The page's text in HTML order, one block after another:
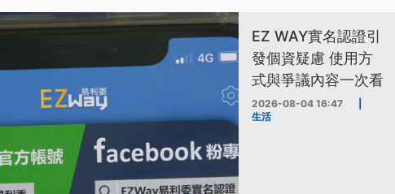
EZ WAY實名認證引
發個資疑慮 使用方
式與爭議內容一次看
2026-08-04 16:47
生活